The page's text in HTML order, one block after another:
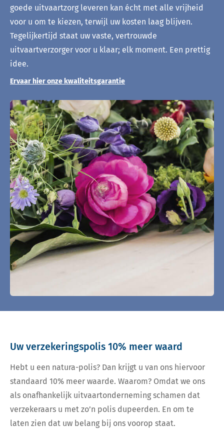
goede uitvaartzorg leveren kan écht met alle vrijheid
voor u om te kiezen, terwijl uw kosten laag blijven.
Tegelijkertijd staat uw vaste, vertrouwde
uitvaartverzorger voor u klaar; elk moment. Een prettig
idee.
Ervaar hier onze kwaliteitsgarantie
Uw verzekeringspolis 10% meer waard
Hebt u een natura-polis? Dan krijgt u van ons hiervoor
standaard 10% meer waarde. Waarom? Omdat we ons
als onafhankelijk uitvaartonderneming schamen dat
verzekeraars u met zo’n polis dupeerden. En om te
laten zien dat uw belang bij ons voorop staat.